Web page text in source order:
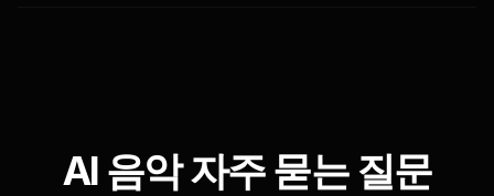
AI 음악 자주 묻는 질문